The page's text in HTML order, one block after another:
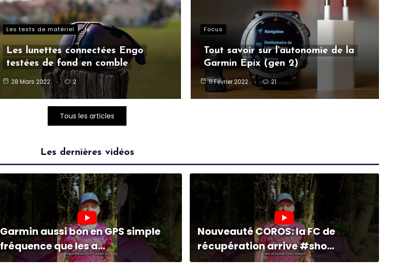
Les tests de matériel
Les lunettes connectées Engo
testées de fond en comble
28 Mars 2022 2
Focus
Tout savoir sur l’autonomie de la
Garmin Epix (gen 2)
11 Février 2022 21
Tous les articles
Les dernières vidéos
Garmin aussi bon en GPS simple
fréquence que les a...
Nouveauté COROS: la FC de
récupération arrive #sho...